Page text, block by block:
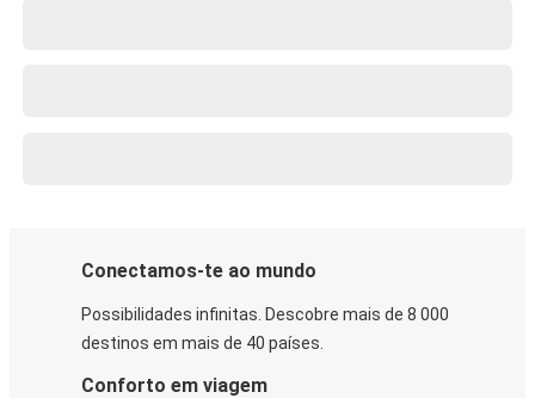
Conectamos-te ao mundo
Possibilidades infinitas. Descobre mais de 8 000
destinos em mais de 40 países.
Conforto em viagem